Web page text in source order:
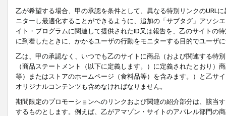
乙が希望する場合、甲の承認を条件として、異なる特別リンクのURL
ニターし最適化することができるように、追加の「サブタグ」アソシ
イト・プログラムに関連して提供されたID又は報告を、乙のサイトの
に到着したときに、かかるユーザの行動をモニターする目的でユーザ
乙は、甲の承認なく、いつでも乙のサイトに商品（および関連する特
（商品ステートメント（以下に定義します。）に定義されたとおり
等）またはストアのホームページ（食料品等）を含みます。）と乙サ
オリジナルコンテンツも含めなければなりません。
期間限定のプロモーションへのリンクおよび関連の紹介部分は、該当
するものとします。例えば、乙がアマゾン・サイトのアパレル部門の